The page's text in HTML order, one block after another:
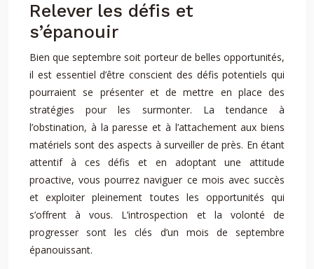
Relever les défis et
s’épanouir
Bien que septembre soit porteur de belles opportunités,
il est essentiel d’être conscient des défis potentiels qui
pourraient se présenter et de mettre en place des
stratégies pour les surmonter. La tendance à
l’obstination, à la paresse et à l’attachement aux biens
matériels sont des aspects à surveiller de près. En étant
attentif à ces défis et en adoptant une attitude
proactive, vous pourrez naviguer ce mois avec succès
et exploiter pleinement toutes les opportunités qui
s’offrent à vous. L’introspection et la volonté de
progresser sont les clés d’un mois de septembre
épanouissant.